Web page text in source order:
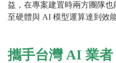
益，在專案建置時兩方團隊
至硬體與 AI 模型運算達到效
攜手台灣 AI 業